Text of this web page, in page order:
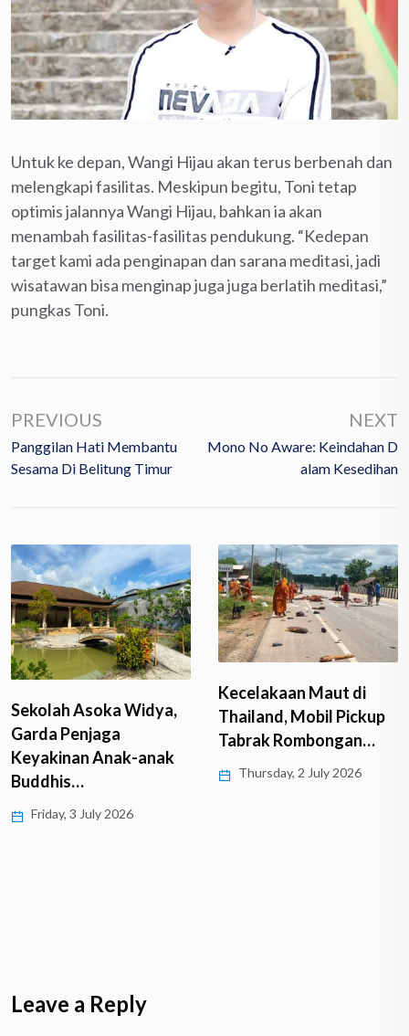
Untuk ke depan, Wangi Hijau akan terus berbenah dan
melengkapi fasilitas. Meskipun begitu, Toni tetap
optimis jalannya Wangi Hijau, bahkan ia akan
menambah fasilitas-fasilitas pendukung. “Kedepan
target kami ada penginapan dan sarana meditasi, jadi
wisatawan bisa menginap juga juga berlatih meditasi,”
pungkas Toni.
PREVIOUS
Panggilan Hati Membantu
Sesama Di Belitung Timur
NEXT
Mono No Aware: Keindahan D
Alam Kesedihan
Thailand, Mobil Pickup
Tabrak Rombongan…
Thursday, 2 July 2026
Krisis Guru Agama
Ancam Masa Depan
Buddha Dhamma…
Tuesday, 30 June 2026
Leave a Reply